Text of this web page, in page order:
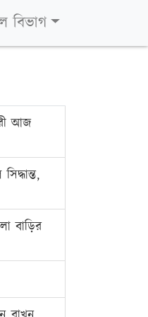
বিভাগ
আজ
বাড়ির